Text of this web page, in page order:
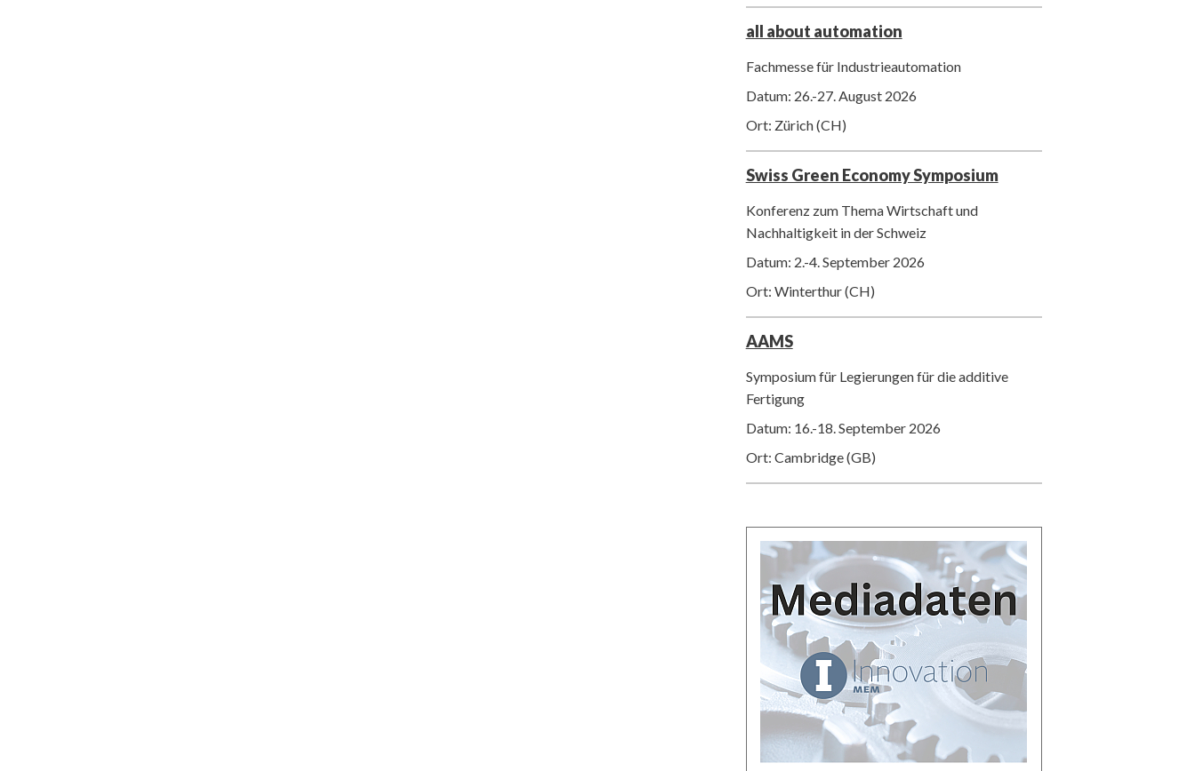
all about automation
Fachmesse für Industrieautomation
Datum: 26.-27. August 2026
Ort: Zürich (CH)
Swiss Green Economy Symposium
Konferenz zum Thema Wirtschaft und
Nachhaltigkeit in der Schweiz
Datum: 2.-4. September 2026
Ort: Winterthur (CH)
AAMS
Symposium für Legierungen für die additive
Fertigung
Datum: 16.-18. September 2026
Ort: Cambridge (GB)